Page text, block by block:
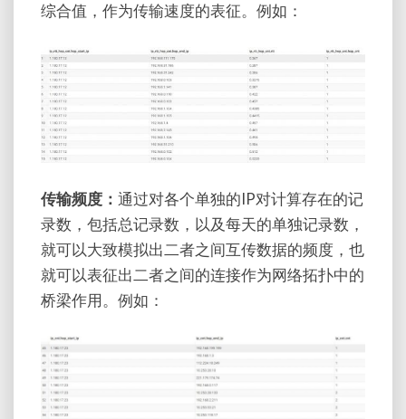
综合值，作为传输速度的表征。例如：
传输频度： 通过对各个单独的IP对计算存在的记
录数，包括总记录数，以及每天的单独记录数，
就可以大致模拟出二者之间互传数据的频度，也
就可以表征出二者之间的连接作为网络拓扑中的
桥梁作用。例如：